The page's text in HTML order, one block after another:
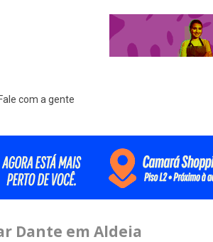
Fale com a gente
Dante em Aldeia